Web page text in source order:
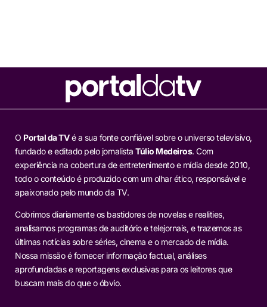
O Portal da TVé a sua fonte confiável sobre o universo televisivo,
fundado e editado pelo jornalista Túlio Medeiros. Com
experiência na cobertura de entretenimento e mídia desde 2010,
todo o conteúdo é produzido com um olhar ético, responsável e
apaixonado pelo mundo da TV.
Cobrimos diariamente os bastidores de novelas e realities,
analisamos programas de auditório e telejornais, e trazemos as
últimas notícias sobre séries, cinema e o mercado de mídia.
Nossa missão é fornecer informação factual, análises
aprofundadas e reportagens exclusivas para os leitores que
buscam mais do que o óbvio.